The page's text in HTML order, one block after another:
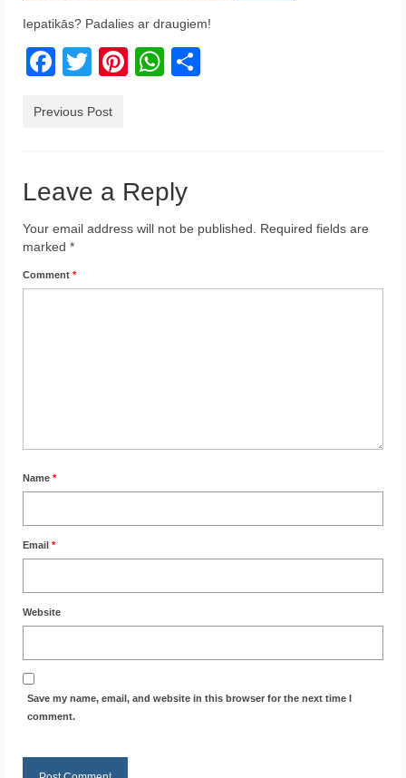
Krēta
Francija
Indonēzija
Par Mums
Iepatikās? Padalies ar draugiem!
Facebook
TwitterPinterest
WhatsApp
Previous Post
Leave a Reply
Your email address will not be published.
Required fields are
marked *
Comment *
Name *
Email *
Website
Save my name, email, and website in this browser for the next time I
comment.